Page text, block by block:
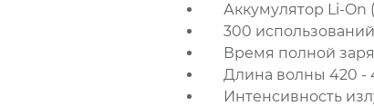
Аккумулятор Li-On
300
Время полной
Длина волны 420 -
Интенсивность